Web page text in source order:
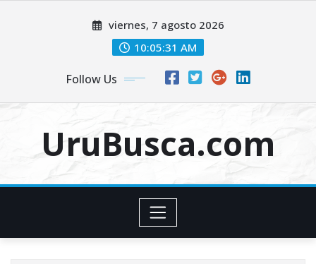
viernes, 7 agosto 2026
10:05:32 AM
Follow Us
UruBusca.com